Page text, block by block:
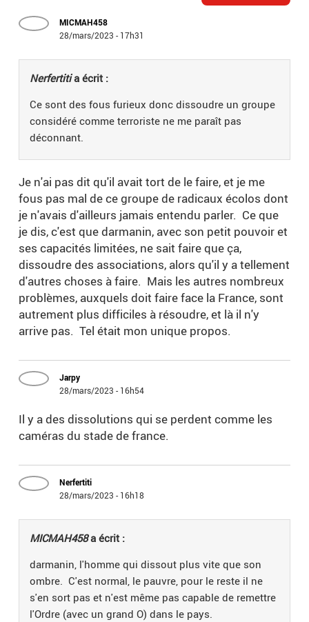
MICMAH458
28/mars/2023 - 17h31
Nerfertitia écrit :
Ce sont des fous furieux donc dissoudre un groupe
considéré comme terroriste ne me paraît pas
déconnant.
Je n'ai pas dit qu'il avait tort de le faire, et je me
fous pas mal de ce groupe de radicaux écolos dont
je n'avais d'ailleurs jamais entendu parler. Ce que
je dis, c'est que darmanin, avec son petit pouvoir et
ses capacités limitées, ne sait faire que ça,
dissoudre des associations, alors qu'il y a tellement
d'autres choses à faire. Mais les autres nombreux
problèmes, auxquels doit faire face la France, sont
autrement plus difficiles à résoudre, et là il n'y
arrive pas. Tel était mon unique propos.
Jarpy
28/mars/2023 - 16h54
Il y a des dissolutions qui se perdent comme les
caméras du stade de france.
Nerfertiti
28/mars/2023 - 16h18
MICMAH458a écrit :
darmanin, l'homme qui dissout plus vite que son
ombre. C'est normal, le pauvre, pour le reste il ne
s'en sort pas et n'est même pas capable de remettre
l'Ordre (avec un grand O) dans le pays.